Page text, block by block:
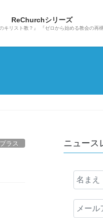
ReChurchシリーズ
キリスト教？』 『ゼロから始める教会の再構
ラス ニュース